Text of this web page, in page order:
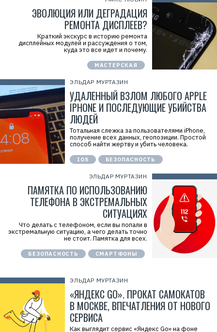
ЭВОЛЮЦИЯ ИЛИ ДЕГРАДАЦИЯ
РЕМОНТА ДИСПЛЕЕВ?
Краткий экскурс в историю ремонта
дисплейных модулей и рассуждения о том,
куда это все идет и почему.
МАСТЕРСКАЯ
ЭЛЬДАР МУРТАЗИН
УДАЛЕННЫЙ ВЗЛОМ ЛЮБОГО APPLE
IPHONE И ПОСЛЕДУЮЩИЕ УБИЙСТВА
ЛЮДЕЙ
Тотальная слежка за пользователями iPhone,
получение всех данных, геопозиции. Простой
способ найти жертву и убить человека.
IOS БЕЗОПАСНОСТЬ
ЭЛЬДАР МУРТАЗИН
ПАМЯТКА ПО ИСПОЛЬЗОВАНИЮ
ТЕЛЕФОНА В ЭКСТРЕМАЛЬНЫХ
СИТУАЦИЯХ
Что делать с телефоном, если вы попали в
экстремальную ситуацию, а чего делать точно
не стоит. Памятка для всех.
БЕЗОПАСНОСТЬ СМАРТФОНЫ
ЭЛЬДАР МУРТАЗИН
«ЯНДЕКС GO». ПРОКАТ САМОКАТОВ
В МОСКВЕ, ВПЕЧАТЛЕНИЯ ОТ НОВОГО
СЕРВИСА
Как выглядит сервис «Яндекс Go» на фоне